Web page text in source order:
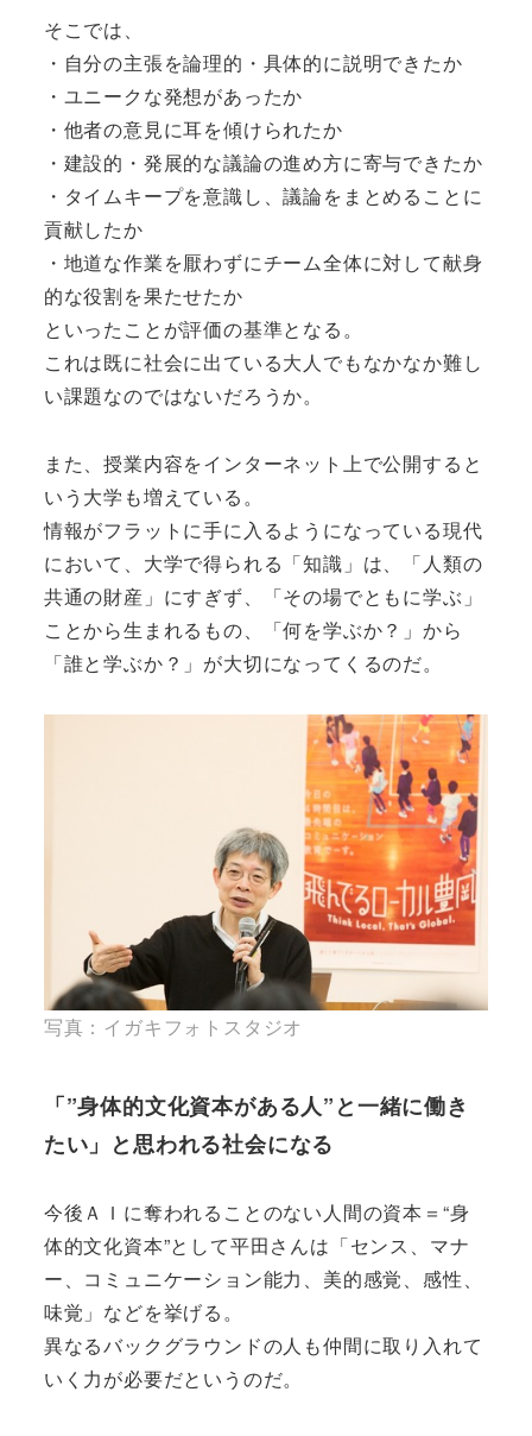
そこでは、
・自分の主張を論理的・具体的に説明できたか
・ユニークな発想があったか
・他者の意見に耳を傾けられたか
・建設的・発展的な議論の進め方に寄与できたか
・タイムキープを意識し、議論をまとめることに
貢献したか
・地道な作業を厭わずにチーム全体に対して献身
的な役割を果たせたか
といったことが評価の基準となる。
これは既に社会に出ている大人でもなかなか難し
い課題なのではないだろうか。
また、授業内容をインターネット上で公開すると
いう大学も増えている。
情報がフラットに手に入るようになっている現代
において、大学で得られる「知識」は、「人類の
共通の財産」にすぎず、「その場でともに学ぶ」
ことから生まれるもの、「何を学ぶか？」から
「誰と学ぶか？」が大切になってくるのだ。
写真：イガキフォトスタジオ
「”身体的文化資本がある人”と一緒に働き
たい」と思われる社会になる
今後ＡＩに奪われることのない人間の資本＝“身
体的文化資本”として平田さんは「センス、マナ
ー、コミュニケーション能力、美的感覚、感性、
味覚」などを挙げる。
異なるバックグラウンドの人も仲間に取り入れて
いく力が必要だというのだ。